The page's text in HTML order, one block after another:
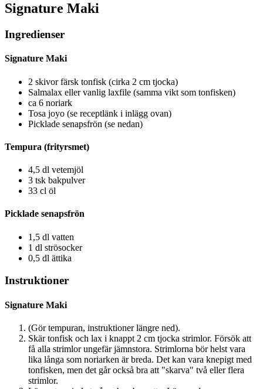
Signature Maki
Ingredienser
Signature Maki
2 skivor färsk tonfisk (cirka 2 cm tjocka)
Salmalax eller vanlig laxfile (samma vikt som tonfisken)
ca 6 noriark
Tosa joyo (se receptlänk i inlägg ovan)
Picklade senapsfrön (se nedan)
Tempura (frityrsmet)
4,5 dl vetemjöl
3 tsk bakpulver
33 cl öl
Picklade senapsfrön
1,5 dl vatten
1 dl strösocker
0,5 dl ättika
Instruktioner
Signature Maki
(Gör tempuran, instruktioner längre ned).
Skär tonfisk och lax i knappt 2 cm tjocka strimlor. Försök att
få alla strimlor ungefär jämnstora. Strimlorna bör helst vara
lika långa som noriarken är breda. Det kan vara knepigt med
tonfisken, men det går också bra att "skarva" två eller flera
strimlor.